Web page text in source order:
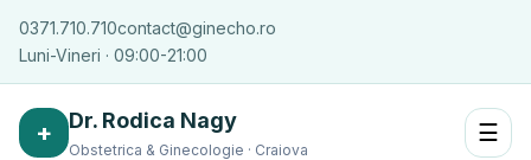
0371.710.710contact@ginecho.ro
Luni-Vineri · 09:00-21:00
+ Dr. Rodica Nagy
Obstetrica & Ginecologie · Craiova
☰